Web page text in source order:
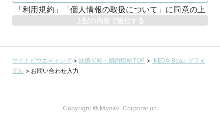
「利用規約 」 「個人情報の取扱について 」 に同意の上
上記の内容で送信する
マイナビウエディング>結婚指輪・婚約指輪TOP > IKEDA Beau ブライ
ダル > お問い合わせ入力
Copyright © Mynavi Corporation